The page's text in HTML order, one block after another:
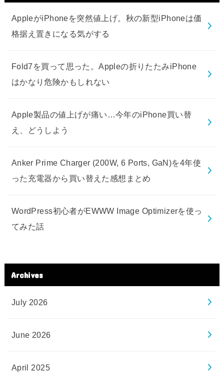
AppleがiPhoneを突然値上げ。秋の新型iPhoneは価
格据え置きになる気がする
Fold7を買って思った。Appleの折りたたみiPhone
はかなり危険かもしれない
Apple製品の値上げが痛い…今年のiPhone買い替
え、どうしよう
Anker Prime Charger (200W, 6 Ports, GaN)を4年使
った充電器から買い替えた感想まとめ
WordPress初心者がEWWW Image Optimizerを使っ
てみた話
Archives
July 2026
June 2026
April 2025